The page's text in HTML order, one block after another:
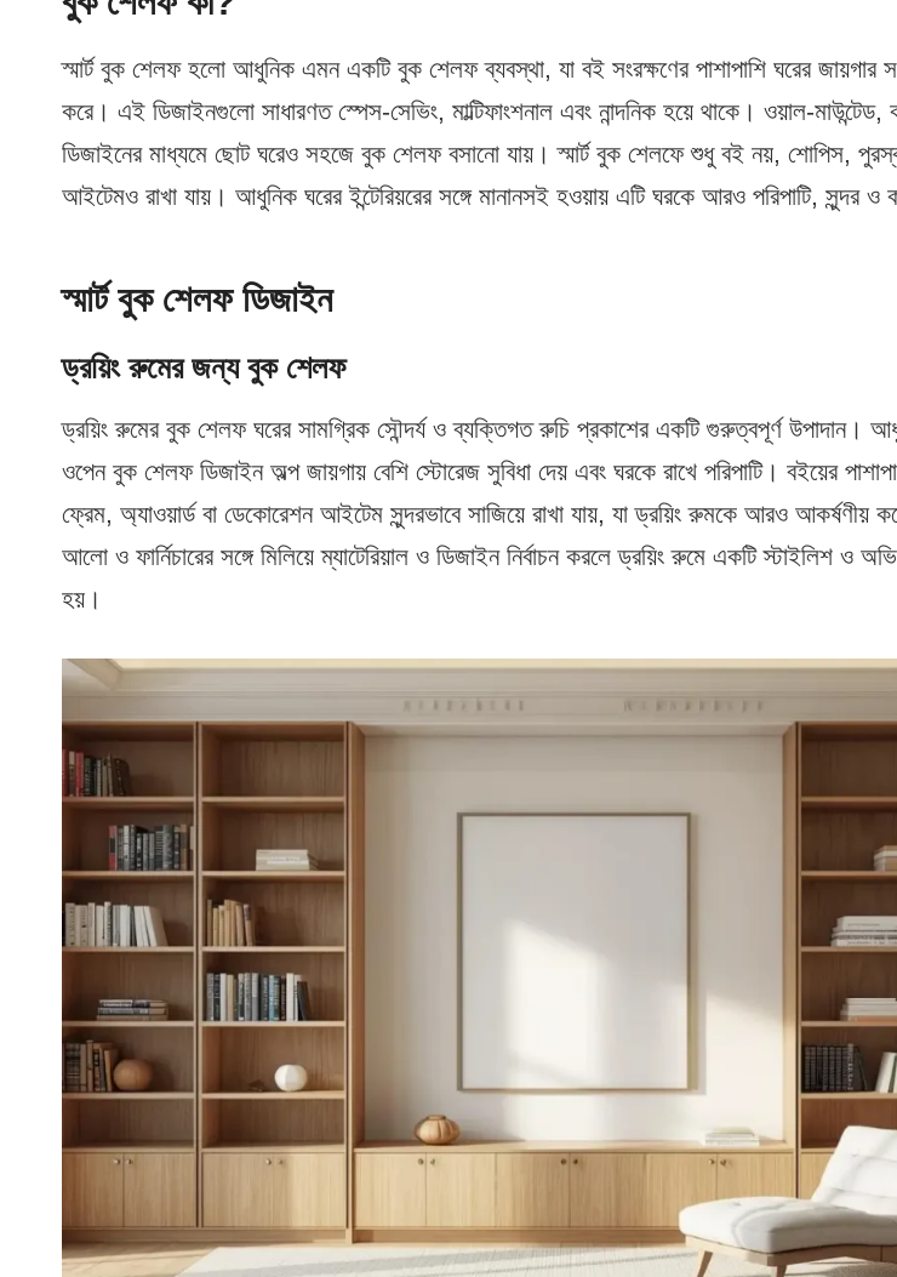
স্মার্ট বুক শেলফ হলো আধুনিক এমন একটি বুক শেলফ ব্যবস্থা, যা বই সংরক্ষণের পাশাপাশি ঘরের জায়গার
করে। এই ডিজাইনগুলো সাধারণত স্পেস-সেভিং, মাল্টিফাংশনাল এবং নান্দনিক হয়ে থাকে। ওয়াল-মাউন্টেড,
ডিজাইনের মাধ্যমে ছোট ঘরেও সহজে বুক শেলফ বসানো যায়। স্মার্ট বুক শেলফে শুধু বই নয়, শোপিস,
আইটেমও রাখা যায়। আধুনিক ঘরের ইন্টেরিয়রের সঙ্গে মানানসই হওয়ায় এটি ঘরকে আরও পরিপাটি, সুন্দর ও
স্মার্ট বুক শেলফ ডিজাইন
ড্রয়িং রুমের জন্য বুক শেলফ
ড্রয়িং রুমের বুক শেলফ ঘরের সামগ্রিক সৌন্দর্য ও ব্যক্তিগত রুচি প্রকাশের একটি গুরুত্বপূর্ণ উপাদান।
ওপেন বুক শেলফ ডিজাইন অল্প জায়গায় বেশি স্টোরেজ সুবিধা দেয় এবং ঘরকে রাখে পরিপাটি। বইয়ের
ফ্রেম, অ্যাওয়ার্ড বা ডেকোরেশন আইটেম সুন্দরভাবে সাজিয়ে রাখা যায়, যা ড্রয়িং রুমকে আরও আকর্ষণীয়
আলো ও ফার্নিচারের সঙ্গে মিলিয়ে ম্যাটেরিয়াল ও ডিজাইন নির্বাচন করলে ড্রয়িং রুমে একটি স্টাইলিশ ও
হয়।